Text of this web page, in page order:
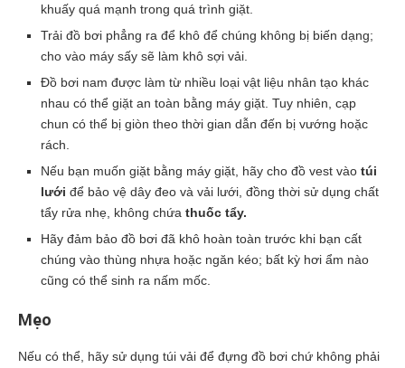
khuấy quá mạnh trong quá trình giặt.
Trải đồ bơi phẳng ra để khô để chúng không bị biến dạng;
cho vào máy sấy sẽ làm khô sợi vải.
Đồ bơi nam được làm từ nhiều loại vật liệu nhân tạo khác
nhau có thể giặt an toàn bằng máy giặt. Tuy nhiên, cạp
chun có thể bị giòn theo thời gian dẫn đến bị vướng hoặc
rách.
Nếu bạn muốn giặt bằng máy giặt, hãy cho đồ vest vào túi
lưới để bảo vệ dây đeo và vải lưới, đồng thời sử dụng chất
tẩy rửa nhẹ, không chứa thuốc tẩy.
Hãy đảm bảo đồ bơi đã khô hoàn toàn trước khi bạn cất
chúng vào thùng nhựa hoặc ngăn kéo; bất kỳ hơi ẩm nào
cũng có thể sinh ra nấm mốc.
Mẹo
Nếu có thể, hãy sử dụng túi vải để đựng đồ bơi chứ không phải